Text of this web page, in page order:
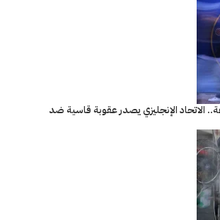
بـ74 مخالفة.. الاتحاد الإنجليزي يصدر عقوبة قاسية ضد